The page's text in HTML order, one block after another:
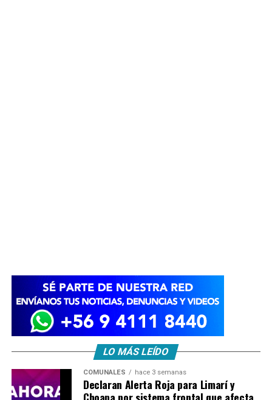
LO MÁS LEÍDO
COMUNALES hace 3 semanas
Declaran Alerta Roja para Limarí y